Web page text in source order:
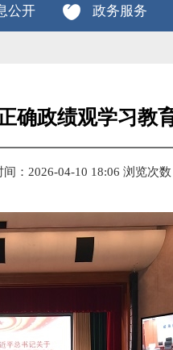
公开 政务服务
确政绩观学习教
间：2026-04-10 18:06 浏览次数